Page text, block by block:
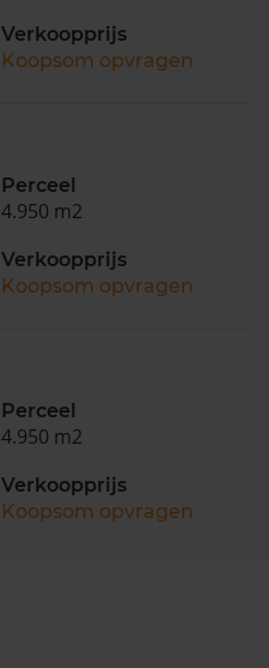
Verkoopprijs
Koopsom opvragen
Perceel
4.950 m2
Verkoopprijs
Koopsom opvragen
Perceel
4.950 m2
Verkoopprijs
Koopsom opvragen